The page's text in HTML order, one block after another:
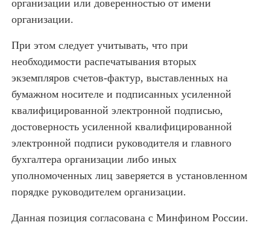
организации или доверенностью от имени
организации.
При этом следует учитывать, что при
необходимости распечатывания вторых
экземпляров счетов-фактур, выставленных на
бумажном носителе и подписанных усиленной
квалифицированной электронной подписью,
достоверность усиленной квалифицированной
электронной подписи руководителя и главного
бухгалтера организации либо иных
уполномоченных лиц заверяется в установленном
порядке руководителем организации.
Данная позиция согласована с Минфином России.